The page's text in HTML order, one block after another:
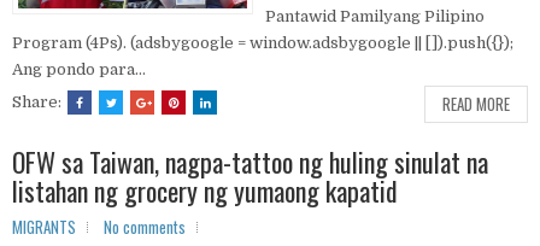
Pantawid Pamilyang Pilipino
Program (4Ps). (adsbygoogle = window.adsbygoogle || []).push({});
Ang pondo para...
Share:
READ MORE
OFW sa Taiwan, nagpa-tattoo ng huling sinulat na
listahan ng grocery ng yumaong kapatid
MIGRANTS No comments